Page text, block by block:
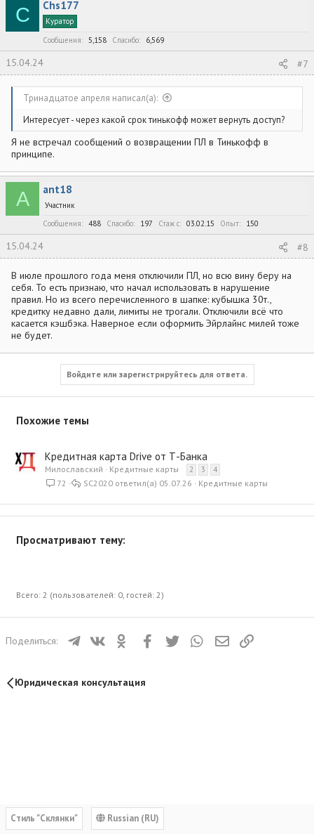
C Chs177
Куратор
Сообщения
5,158 Спасибо 6,569
15.04.24 #7
Тринадцатое апреля написал(а):
Интересует - через какой срок тинькофф может вернуть доступ?
Я не встречал сообщений о возвращении ПЛ в Тинькофф в
принципе.
A ant18
Участник
Сообщения
488 Спасибо 197 Стаж c 03.02.15 Опыт 150
15.04.24 #8
В июле прошлого года меня отключили ПЛ, но всю вину беру на
себя. То есть признаю, что начал использовать в нарушение
правил. Но из всего перечисленного в шапке: кубышка 30т.,
кредитку недавно дали, лимиты не трогали. Отключили всё что
касается кэшбэка. Наверное если оформить Эйрлайнс милей тоже
не будет.
Войдите или зарегистрируйтесь для ответа.
Похожие темы
Кредитная карта Drive от Т-Банка
Милославский Кредитные карты 2 3 4
72 Кредитные карты
05.07.26
SC2020
Просматривают тему:
Всего: 2 (пользователей: 0, гостей: 2)
Поделиться: ТелеграмВКонтактеОдноклассники
FacebookTwitter WhatsAppЭлектронная почта
Юридическая консультация
Cтиль "Склянки" Russian (RU)